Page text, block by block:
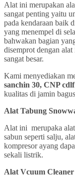
Alat ini merupakan
sangat penting yaitu
pada kendaraan baik
yang menempel di
bahwakan bagian
disemprot dengan
sangat besar.
Kami menyediakan
sanchin 30, CNP
kualitas di jamin
Alat Tabung
Alat ini merupaka
sabun seperti salju,
kompresor ayang
sekali listrik.
Alat Vcuum Cleaner